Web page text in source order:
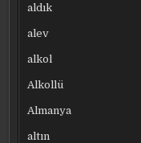
aldık
alev
alkol
Alkollü
Almanya
altın